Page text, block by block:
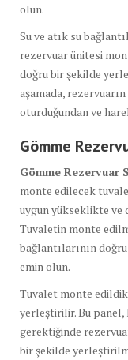
olun.
Su ve atık su
rezervuar ünitesi
doğru bir şekilde
aşamada,
oturduğundan ve
Gömme
Gömme Rezervuar
monte edilecek
uygun yükseklikte ve
Tuvaletin monte
bağlantılarının
emin olun.
Tuvalet monte
yerleştirilir. Bu panel,
gerektiğinde
bir şekilde